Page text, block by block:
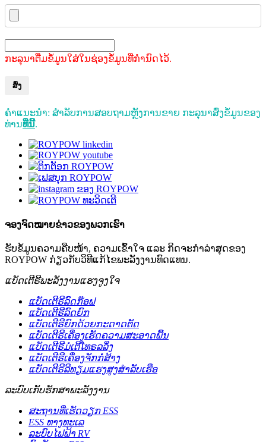
ກະລຸນາຕື່ມຂໍ້ມູນໃສ່ໃນຊ່ອງຂໍ້ມູນທີ່ກຳນົດໄວ້.
ສົ່ງ
ຄຳແນະນຳ: ສຳລັບການສອບຖາມຫຼັງການຂາຍ ກະລຸນາສົ່ງຂໍ້ມູນຂອງ
ທ່ານທີ່ນີ້.
ຈອງຈົດໝາຍຂ່າວຂອງພວກເຮົາ
ຮັບຂໍ້ມູນຄວາມຄືບໜ້າ, ຄວາມເຂົ້າໃຈ ແລະ ກິດຈະກຳລ່າສຸດຂອງ
ROYPOW ກ່ຽວກັບວິທີແກ້ໄຂພະລັງງານທົດແທນ.
ແບັດເຕີຣີພະລັງງານແຮງຈູງໃຈ
ແບັດເຕີຣີລົດກ໊ອຟ
ແບັດເຕີຣີລົດຍົກ
ແບັດເຕີຣີຍົກດ້ວຍກະດາດຕັດ
ແບັດເຕີຣີເຄື່ອງເຮັດຄວາມສະອາດພື້ນ
ແບັດເຕີຣີມໍເຕີໂທຣລລິ່ງ
ແບັດເຕີຣີເຄື່ອງຈັກກໍ່ສ້າງ
ແບັດເຕີຣີລີທຽມແຮງສູງສຳລັບເຮືອ
ລະບົບເກັບຮັກສາພະລັງງານ
ສະຖານທີ່ເຮັດວຽກ ESS
ESS ທາງທະເລ
ລະບົບໄຟຟ້າ RV